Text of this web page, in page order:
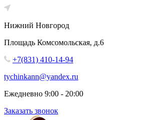
Нижний Новгород
Площадь Комсомольская, д.6
+7(831) 410-14-94
tychinkann@yandex.ru
Ежедневно 9:00 - 20:00
Заказать звонок